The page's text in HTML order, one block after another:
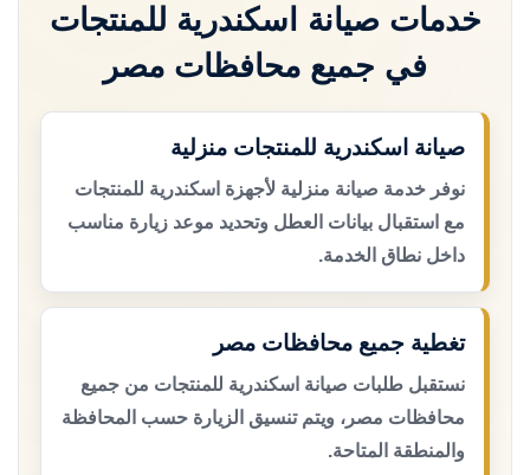
خدمات صيانة اسكندرية للمنتجات
في جميع محافظات مصر
صيانة اسكندرية للمنتجات منزلية
نوفر خدمة صيانة منزلية لأجهزة اسكندرية للمنتجات
مع استقبال بيانات العطل وتحديد موعد زيارة مناسب
داخل نطاق الخدمة.
تغطية جميع محافظات مصر
نستقبل طلبات صيانة اسكندرية للمنتجات من جميع
محافظات مصر، ويتم تنسيق الزيارة حسب المحافظة
والمنطقة المتاحة.